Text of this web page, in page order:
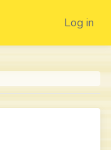
Log in